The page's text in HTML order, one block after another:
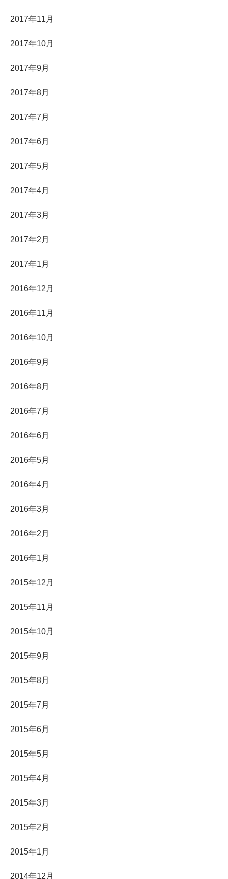
2017年11月
2017年10月
2017年9月
2017年8月
2017年7月
2017年6月
2017年5月
2017年4月
2017年3月
2017年2月
2017年1月
2016年12月
2016年11月
2016年10月
2016年9月
2016年8月
2016年7月
2016年6月
2016年5月
2016年4月
2016年3月
2016年2月
2016年1月
2015年12月
2015年11月
2015年10月
2015年9月
2015年8月
2015年7月
2015年6月
2015年5月
2015年4月
2015年3月
2015年2月
2015年1月
2014年12月